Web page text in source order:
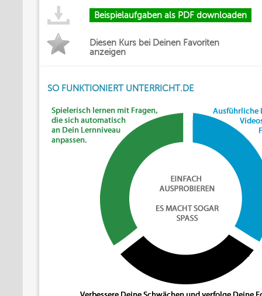
Beispielaufgaben als PDF downloaden
Diesen Kurs bei Deinen Favoriten
anzeigen
SO FUNKTIONIERT UNTERRICHT.DE